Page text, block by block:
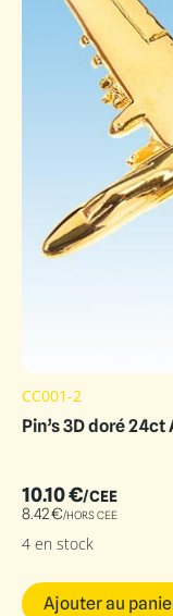
CC001-2
Pin’s 3D doré
10.10€/CEE
8.42€/HORS CEE
4 en stock
Ajouter au